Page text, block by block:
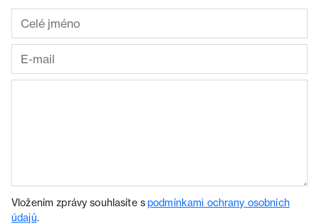
Vložením zprávy souhlasíte spodmínkami ochrany osobních
údajů.